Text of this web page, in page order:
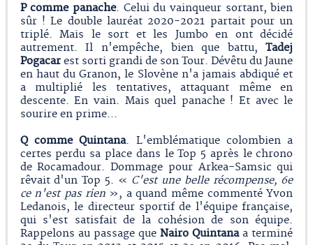
P comme panache. Celui du vainqueur sortant, bien
sûr ! Le double lauréat 2020-2021 partait pour un
triplé. Mais le sort et les Jumbo en ont décidé
autrement. Il n'empêche, bien que battu,Tadej
Pogacarest sorti grandi de son Tour. Dévêtu du Jaune
en haut du Granon, le Slovène n'a jamais abdiqué et
a multiplié les tentatives, attaquant même en
descente. En vain. Mais quel panache ! Et avec le
sourire en prime...
Q comme Quintana. L'emblématique colombien a
certes perdu sa place dans le Top 5 après le chrono
de Rocamadour. Dommage pour Arkea-Samsic qui
rêvait d'un Top 5. « C'est une belle récompense, 6e
ce n'est pas rien», a quand même commenté Yvon
Ledanois, le directeur sportif de l'équipe française,
qui s'est satisfait de la cohésion de son équipe.
Rappelons au passage queNairo Quintanaa terminé